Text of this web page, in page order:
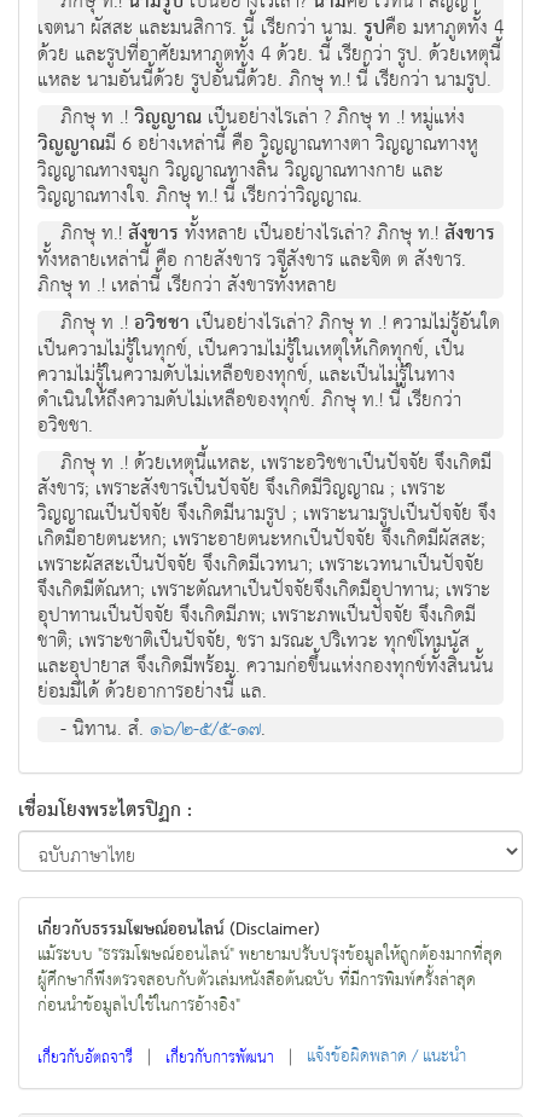
เจตนา ผัสสะ และมนสิการ. นี้ เรียกว่า นาม. รูปคือ มหาภูตทั้ง 4
ด้วย และรูปที่อาศัยมหาภูตทั้ง 4 ด้วย. นี้ เรียกว่า รูป. ด้วยเหตุนี้
แหละ นามอันนี้ด้วย รูปอันนี้ด้วย. ภิกษุ ท.! นี้ เรียกว่า นามรูป.
ภิกษุ ท .!วิญญาณ เป็นอย่างไรเล่า ? ภิกษุ ท .! หมู่แห่ง
วิญญาณมี 6 อย่างเหล่านี้ คือ วิญญาณทางตา วิญญาณทางหู
วิญญาณทางจมูก วิญญาณทางลิ้น วิญญาณทางกาย และ
วิญญาณทางใจ. ภิกษุ ท.! นี้ เรียกว่าวิญญาณ.
ภิกษุ ท.!สังขาร ทั้งหลาย เป็นอย่างไรเล่า? ภิกษุ ท.!สังขาร
ทั้งหลายเหล่านี้ คือ กายสังขาร วจีสังขาร และจิต ต สังขาร.
ภิกษุ ท .! เหล่านี้ เรียกว่า สังขารทั้งหลาย
ภิกษุ ท .!อวิชชา เป็นอย่างไรเล่า? ภิกษุ ท .! ความไม่รู้อันใด
เป็นความไม่รู้ในทุกข์, เป็นความไม่รู้ในเหตุให้เกิดทุกข์, เป็น
ความไม่รู้ในความดับไม่เหลือของทุกข์, และเป็นไม่รู้ในทาง
ดำเนินให้ถึงความดับไม่เหลือของทุกข์. ภิกษุ ท.! นี้ เรียกว่า
อวิชชา.
ภิกษุ ท .! ด้วยเหตุนี้แหละ, เพราะอวิชชาเป็นปัจจัย จึงเกิดมี
สังขาร; เพราะสังขารเป็นปัจจัย จึงเกิดมีวิญญาณ ; เพราะ
วิญญาณเป็นปัจจัย จึงเกิดมีนามรูป ; เพราะนามรูปเป็นปัจจัย จึง
เกิดมีอายตนะหก; เพราะอายตนะหกเป็นปัจจัย จึงเกิดมีผัสสะ;
เพราะผัสสะเป็นปัจจัย จึงเกิดมีเวทนา; เพราะเวทนาเป็นปัจจัย
จึงเกิดมีตัณหา; เพราะตัณหาเป็นปัจจัยจึงเกิดมีอุปาทาน; เพราะ
อุปาทานเป็นปัจจัย จึงเกิดมีภพ; เพราะภพเป็นปัจจัย จึงเกิดมี
ชาติ; เพราะชาติเป็นปัจจัย, ชรา มรณะ ปริเทวะ ทุกข์โทมนัส
และอุปายาส จึงเกิดมีพร้อม. ความก่อขึ้นแห่งกองทุกข์ทั้งสิ้นนั้น
ย่อมมีได้ ด้วยอาการอย่างนี้ แล.
- นิทาน. สํ.๑๖/๒-๕/๕-๑๗.
เชื่อมโยงพระไตรปิฏก :
เกี่ยวกับธรรมโฆษณ์ออนไลน์ (Disclaimer)
แม้ระบบ "ธรรมโฆษณ์ออนไลน์" พยายามปรับปรุงข้อมูลให้ถูกต้องมากที่สุด
ผู้ศึกษาก็พึงตรวจสอบกับตัวเล่มหนังสือต้นฉบับ ที่มีการพิมพ์ครั้งล่าสุด
ก่อนนำข้อมูลไปใช้ในการอ้างอิง"
เกี่ยวกับอัตถจารี | เกี่ยวกับการพัฒนา | แจ้งข้อผิดพลาด / แนะนำ